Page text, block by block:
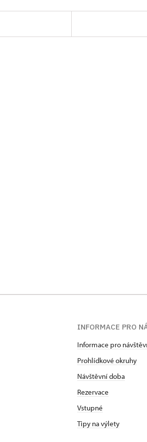
INFORMACE PRO
Informace pro
Prohlídkové okruhy
Návštěvní doba
Rezervace
Vstupné
Tipy na výlety